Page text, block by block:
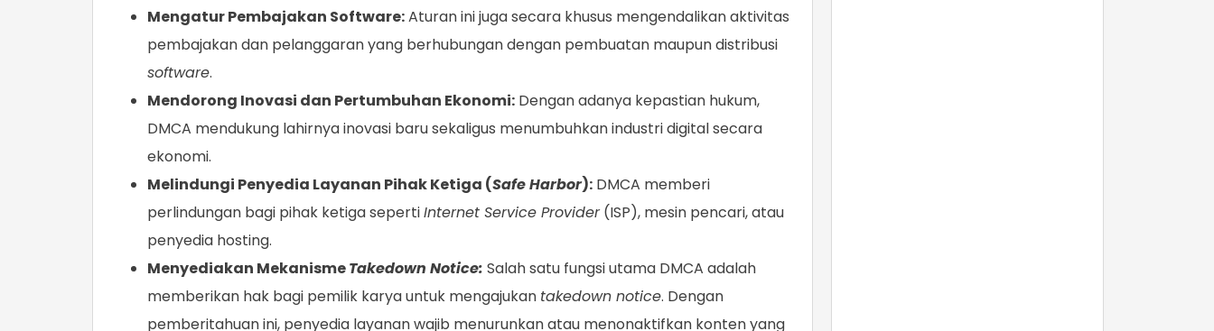
Mengatur Pembajakan Software:Aturan ini juga secara khusus mengendalikan aktivitas
pembajakan dan pelanggaran yang berhubungan dengan pembuatan maupun distribusi
software.
Mendorong Inovasi dan Pertumbuhan Ekonomi: Dengan adanya kepastian hukum,
DMCA mendukung lahirnya inovasi baru sekaligus menumbuhkan industri digital secara
ekonomi.
Melindungi Penyedia Layanan Pihak Ketiga (Safe Harbor): DMCA memberi
perlindungan bagi pihak ketiga sepertiInternet Service Provider(ISP), mesin pencari, atau
penyedia hosting.
Menyediakan MekanismeTakedown Notice: Salah satu fungsi utama DMCA adalah
memberikan hak bagi pemilik karya untuk mengajukan takedown notice. Dengan
pemberitahuan ini, penyedia layanan wajib menurunkan atau menonaktifkan konten yang